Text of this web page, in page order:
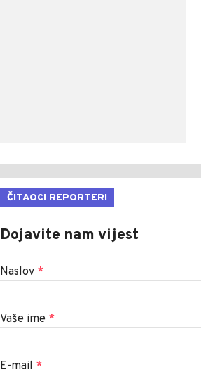
ČITAOCI REPORTERI
Dojavite nam vijest
Naslov *
Vaše ime *
E-mail *